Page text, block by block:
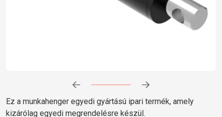
Ez a munkahenger egyedi gyártású ipari termék, amely
kizárólag egyedi megrendelésre készül.